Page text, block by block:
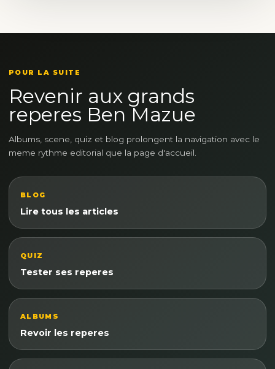
POUR LA SUITE
Revenir aux grands
reperes Ben Mazue
Albums, scene, quiz et blog prolongent la navigation avec le
meme rythme editorial que la page d'accueil.
BLOG
Lire tous les articles
QUIZ
Tester ses reperes
ALBUMS
Revoir les reperes